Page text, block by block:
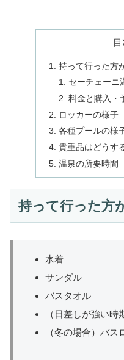
持って行った方
セーチェーニ
料金と購入・
ロッカーの様子
各種プールの様
貴重品はどうす
温泉の所要時間
持って行った方
水着
サンダル
バスタオル
（日差しが強い
（冬の場合）バス